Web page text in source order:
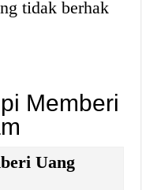
tidak berhak
Memberi
Uang